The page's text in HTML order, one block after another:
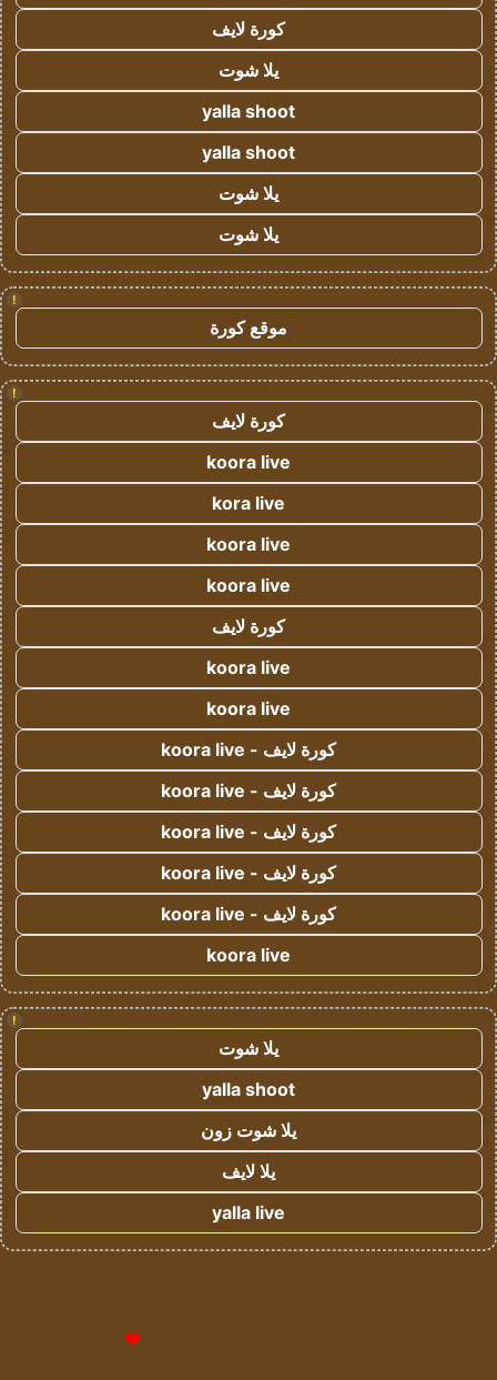
كورة لايف
يلا شوت
yalla shoot
yalla shoot
يلا شوت
يلا شوت
!
موقع كورة
!
كورة لايف
koora live
kora live
koora live
koora live
كورة لايف
koora live
koora live
كورة لايف - koora live
كورة لايف - koora live
كورة لايف - koora live
كورة لايف - koora live
كورة لايف - koora live
koora live
!
يلا شوت
yalla shoot
يلا شوت زون
يلا لايف
yalla live